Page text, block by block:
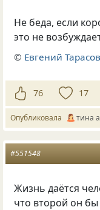
Не беда, если
это не
© Евгений Тарасов
76 17
Опубликовала тина
#551548
Жизнь даётся
что второй он